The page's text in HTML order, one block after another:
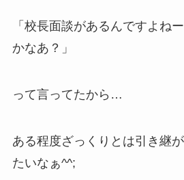
「校長面談があるんですよね
かなあ？」
って言ってたから…
ある程度ざっくりとは引き継
たいなぁ^^;